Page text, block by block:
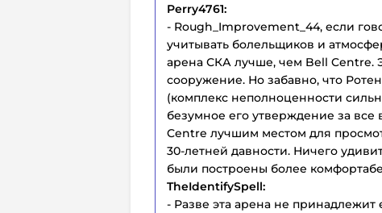
Perry4761:
- Rough_Improvement_44, если
учитывать болельщиков и
арена СКА лучше, чем Bell Centre.
сооружение. Но забавно, что
(комплекс неполноценности
безумное его утверждение за
Centre лучшим местом для
30-летней давности. Ничего
были построены более
TheIdentifySpell:
- Разве эта арена не